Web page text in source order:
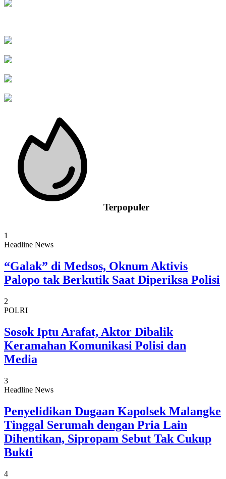
Terpopuler
1
Headline News
“Galak” di Medsos, Oknum Aktivis
Palopo tak Berkutik Saat Diperiksa Polisi
2
POLRI
Sosok Iptu Arafat, Aktor Dibalik
Keramahan Komunikasi Polisi dan
Media
3
Headline News
Penyelidikan Dugaan Kapolsek Malangke
Tinggal Serumah dengan Pria Lain
Dihentikan, Sipropam Sebut Tak Cukup
Bukti
4